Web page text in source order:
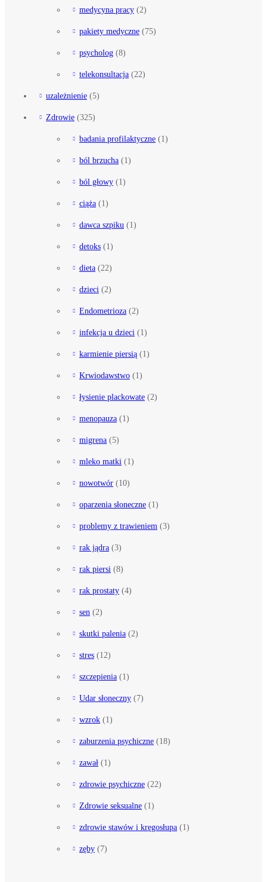
medycyna pracy (2)
pakiety medyczne (75)
psycholog (8)
telekonsultacja (22)
uzależnienie (5)
Zdrowie (325)
badania profilaktyczne (1)
ból brzucha (1)
ból głowy (1)
ciąża (1)
dawca szpiku (1)
detoks (1)
dieta (22)
dzieci (2)
Endometrioza (2)
infekcja u dzieci (1)
karmienie piersią (1)
Krwiodawstwo (1)
łysienie plackowate (2)
menopauza (1)
migrena (5)
mleko matki (1)
nowotwór (10)
oparzenia słoneczne (1)
problemy z trawieniem (3)
rak jądra (3)
rak piersi (8)
rak prostaty (4)
sen (2)
skutki palenia (2)
stres (12)
szczepienia (1)
Udar słoneczny (7)
wzrok (1)
zaburzenia psychiczne (18)
zawał (1)
zdrowie psychiczne (22)
Zdrowie seksualne (1)
zdrowie stawów i kręgosłupa (1)
zęby (7)